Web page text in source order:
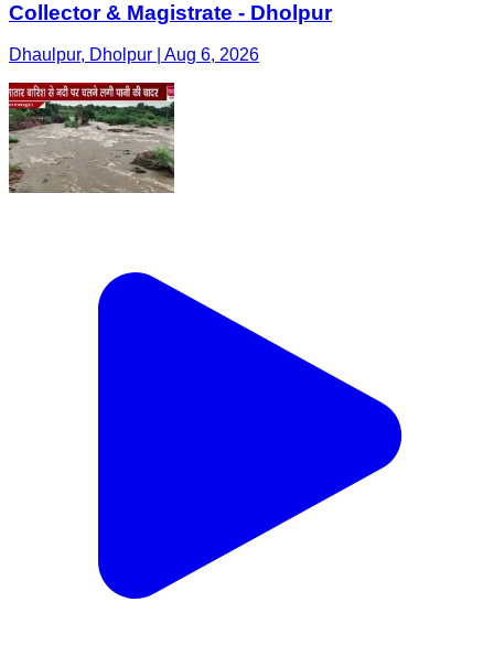
Collector & Magistrate - Dholpur
Dhaulpur, Dholpur | Aug 6, 2026